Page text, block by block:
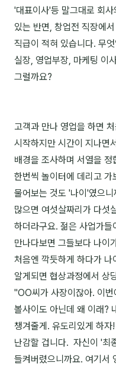
강사
김종혁
구자룡
김소연
김의중
김지혜
김휘
노준영
Maria
민광동
박혜랑
오미영
'대표이사'등 말그대로 회사
있는 반면, 창업전 직장에
직급이 적혀 있습니다. 무
실장, 영업부장, 마케팅 이
그럴까요?
고객과 만나 영업을 하면
시작하지만 시간이 지나면
배경을 조사하며 서열을
한번씩 놀이터에 데리고 가
물어보는 것도 '나이'였으
많으면 여섯살짜리가 다섯
하더라구요. 젊은 사업가
만나다보면 그들보다 나이
처음엔 깍듯하게 하다가
알게되면 협상과정에서 상
"OO씨가 사장이잖아. 이
볼사이도 아닌데 왜 이래?
챙겨줄게. 유도리있게 하자
난감할 겁니다. 자신이 '최
들켜버렸으니까요. 여기서